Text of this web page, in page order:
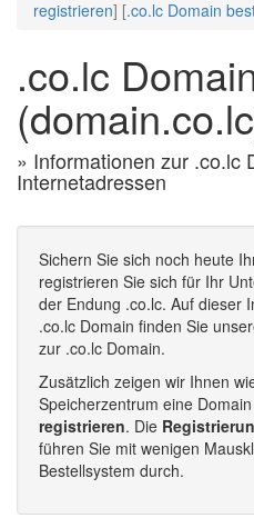
registrieren] [.co.lc Domain
.co.lc
» Informationen zur .co.lc
Internetadressen
Sichern Sie sich noch heute
registrieren Sie sich für Ihr
der Endung .co.lc. Auf dieser
.co.lc Domain finden Sie
zur .co.lc Domain.
Zusätzlich zeigen wir Ihnen
Speicherzentrum eine
registrieren. Die
führen Sie mit wenigen
Bestellsystem durch.